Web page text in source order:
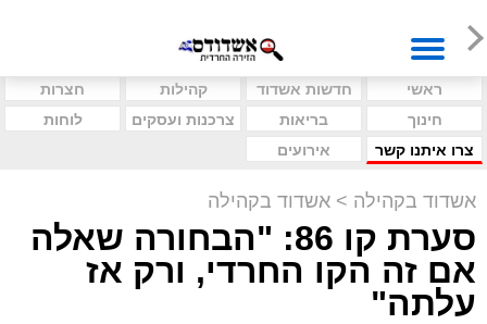
ראשי חדשות אשדוד קהילות
חצרות
חינוך
בריאות צרכנות ועסקים
לוחות
צרו איתנו קשר
אירועים
אשדוד בקהילה > אשדוד בקהילה
סערת קו 86: "הבחורה שאלה
אם זה הקו החרדי, ורק אז
עלתה"